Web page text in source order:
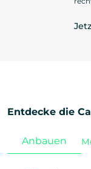
Entdecke die
Anbauen